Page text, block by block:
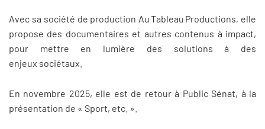
Avec sa société de production Au Tableau Productions, elle
propose des documentaires et autres contenus à impact,
pour mettre en lumière des solutions à des
enjeux sociétaux.
En novembre 2025, elle est de retour à Public Sénat, à la
présentation de « Sport, etc. ».